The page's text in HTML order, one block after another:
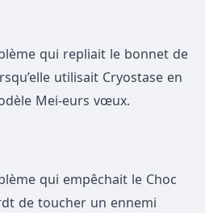
qui repliait le bonnet de
utilisait Cryostase en
Mei-eurs vœux.
qui empêchait le Choc
de toucher un ennemi